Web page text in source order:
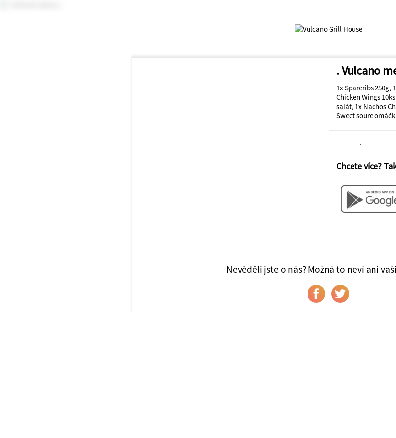
. Vulcano
1x Spareribs 250g,
Chicken Wings
salát, 1x Nachos
Sweet soure
.
Chcete více?
Nevěděli jste o nás? Možná to neví ani